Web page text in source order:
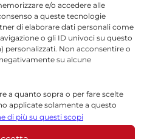
e/o accedere alle
a queste tecnologie
di elaborare dati personali come
o gli ID univoci su questo
personalizzati. Non acconsentire o
su alcune
a quanto sopra o per fare scelte
applicate solamente a questo
in qualsiasi momento,
i pulsanti della Cookie
di più su questi scopi
e professionisti
ogni giorno lavorano per
e contenuti
Sicilia, all’attualità, alla
cultura e allo sport. Un
che garantisce